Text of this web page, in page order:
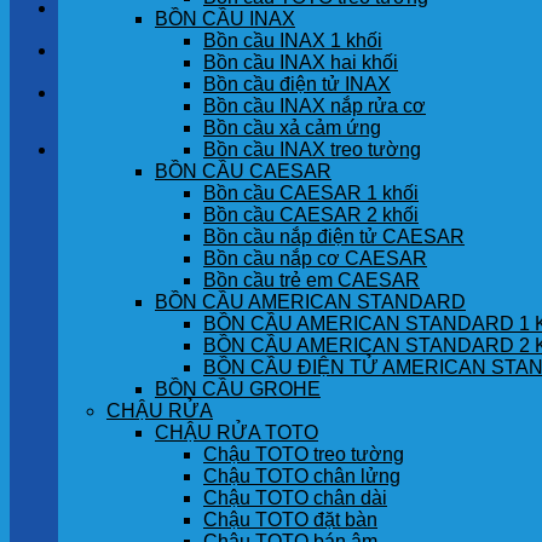
GÓC KHÁCH HÀNG
Chưa có sản phẩm trong giỏ hàng.
BỒN CẦU INAX
Bồn cầu INAX 1 khối
Bồn cầu INAX hai khối
Bồn cầu điện tử INAX
Bồn cầu INAX nắp rửa cơ
Bồn cầu xả cảm ứng
Bồn cầu INAX treo tường
BỒN CẦU CAESAR
Bồn cầu CAESAR 1 khối
Bồn cầu CAESAR 2 khối
Bồn cầu nắp điện tử CAESAR
Bồn cầu nắp cơ CAESAR
Bồn cầu trẻ em CAESAR
BỒN CẦU AMERICAN STANDARD
BỒN CẦU AMERICAN STANDARD 1
BỒN CẦU AMERICAN STANDARD 2
BỒN CẦU ĐIỆN TỬ AMERICAN
BỒN CẦU GROHE
CHẬU RỬA
CHẬU RỬA TOTO
Chậu TOTO treo tường
Chậu TOTO chân lửng
Chậu TOTO chân dài
Chậu TOTO đặt bàn